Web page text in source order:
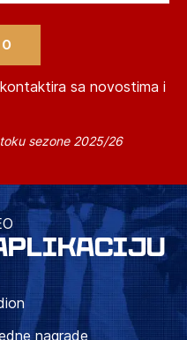
sa novostima i
sezone 2025/26
nagrade